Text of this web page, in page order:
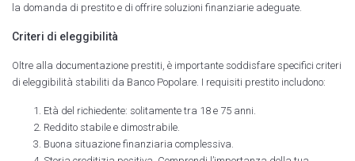
la domanda di prestito e di offrire soluzioni finanziarie adeguate.
Criteri di eleggibilità
Oltre alla documentazione prestiti, è importante soddisfare specifici criteri
di eleggibilità stabiliti da Banco Popolare. I requisiti prestito includono:
Età del richiedente: solitamente tra 18 e 75 anni.
Reddito stabile e dimostrabile.
Buona situazione finanziaria complessiva.